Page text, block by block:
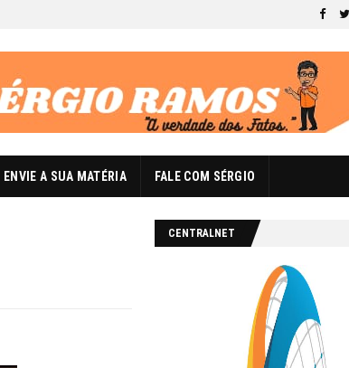
ENVIE A SUA MATÉRIA FALE COM SÉRGIO
CENTRALNET